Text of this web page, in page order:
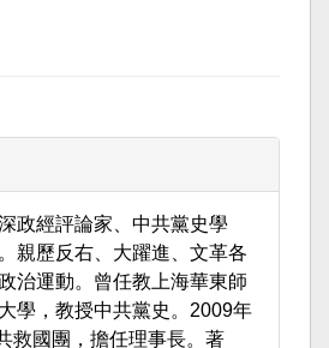
政經評論家、中共黨史學
親歷反右、大躍進、文革各
治運動。曾任教上海華東師
學，教授中共黨史。2009年
救國團，擔任理事長。著